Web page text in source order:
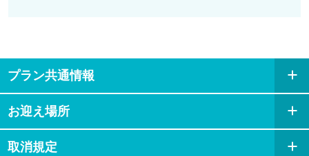
プラン共通情報
お迎え場所
取消規定